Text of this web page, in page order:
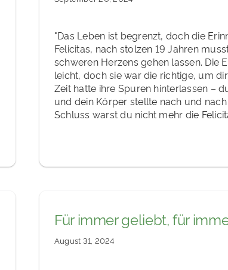
"Das Leben ist begrenzt, doch die
Felicitas, nach stolzen 19 Jahren
schweren Herzens gehen lassen. Die
leicht, doch sie war die richtige, um
Zeit hatte ihre Spuren hinterlassen –
und dein Körper stellte nach und
Schluss warst du nicht mehr die
Für immer geliebt, für
August 31, 2024